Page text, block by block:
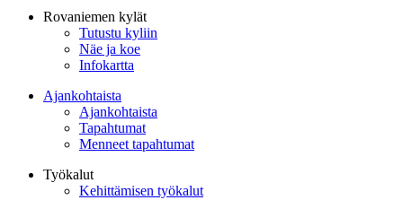
Rovaniemen kylät
Tutustu kyliin
Näe ja koe
Infokartta
Ajankohtaista
Ajankohtaista
Tapahtumat
Menneet tapahtumat
Työkalut
Kehittämisen työkalut